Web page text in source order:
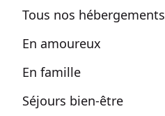
Tous nos hébergements
En amoureux
En famille
Séjours bien-être